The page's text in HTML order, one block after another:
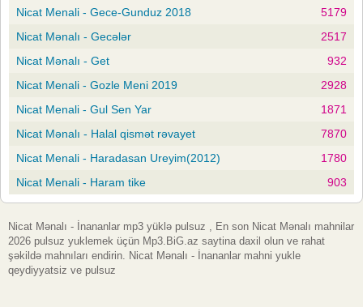
Nicat Menali - Gece-Gunduz 2018
5179
Nicat Mənalı - Gecələr
2517
Nicat Mənalı - Get
932
Nicat Menali - Gozle Meni 2019
2928
Nicat Menali - Gul Sen Yar
1871
Nicat Mənalı - Halal qismət rəvayet
7870
Nicat Menali - Haradasan Ureyim(2012)
1780
Nicat Menali - Haram tike
903
Nicat Mənalı - İnananlar mp3 yüklə pulsuz , En son Nicat Mənalı mahnilar
2026 pulsuz yuklemek üçün Mp3.BiG.az saytina daxil olun ve rahat
şəkildə mahnıları endirin. Nicat Mənalı - İnananlar mahni yukle
qeydiyyatsiz ve pulsuz